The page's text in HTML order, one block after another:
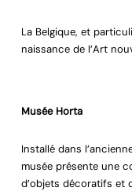
La Belgique, et
naissance de l’Art
Musée Horta
Installé dans
musée présente une
d’objets décoratifs et